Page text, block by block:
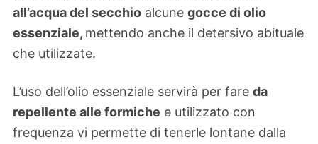
all’acqua del secchio alcune gocce di olio
essenziale, mettendo anche il detersivo abituale
che utilizzate.
L’uso dell’olio essenziale servirà per fare da
repellente alle formiche e utilizzato con
frequenza vi permette di tenerle lontane dalla